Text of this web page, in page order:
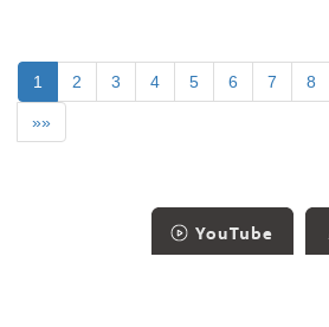
1 2 3 4 5 6 7 8
»»